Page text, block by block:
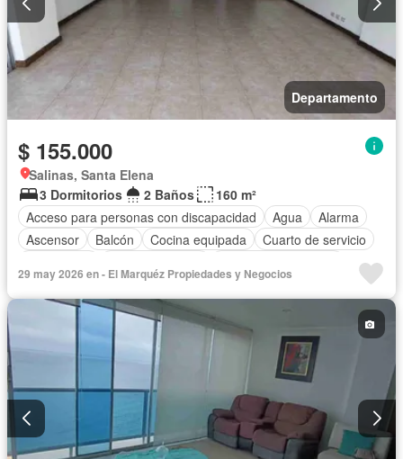
Departamento
$ 155.000
Salinas, Santa Elena
3 Dormitorios
2 Baños
160 m²
Acceso para personas con discapacidad
Agua
Alarma
Ascensor
Balcón Cocina equipada
Cuarto de servicio
Jacuzzi
Patio Piscina Conserje Seguridad
Terraza
Vista panorámica
Sin amoblar
29 may 2026 en - El Marquéz Propiedades y Negocios